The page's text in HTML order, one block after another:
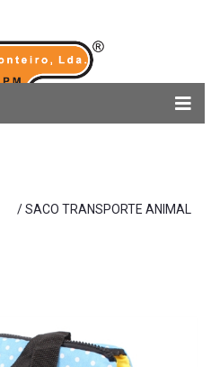
/ SACO TRANSPORTE ANIMAL